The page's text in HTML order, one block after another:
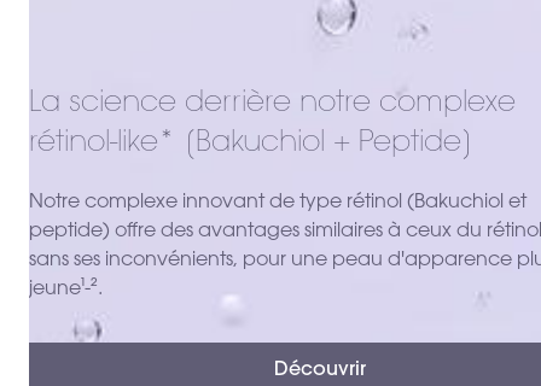
La science derrière notre complexe
rétinol-like* [Bakuchiol + Peptide]
Notre complexe innovant de type rétinol (Bakuchiol et
peptide) offre des avantages similaires à ceux du
sans ses inconvénients, pour une peau d'apparence
jeune¹-².
Découvrir